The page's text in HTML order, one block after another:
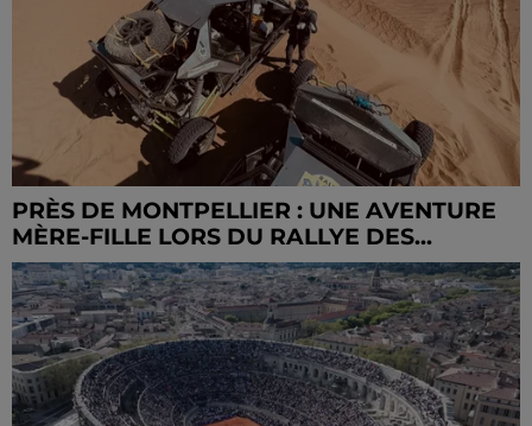
PRÈS DE MONTPELLIER : UNE AVENTURE
MÈRE-FILLE LORS DU RALLYE DES...